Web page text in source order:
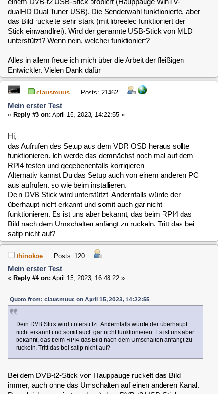
das Aufrufen des Setup aus dem VDR OSD heraus sollte
funktionieren. Ich werde das demnächst noch mal auf dem
RPI4 testen und gegebenenfalls korrigieren.
Alternativ kannst Du das Setup auch von einem anderen PC
aus aufrufen, so wie beim installieren.
Dein DVB Stick wird unterstützt. Andernfalls würde der
funktionieren. Es ist uns aber bekannt, das beim RPI4 das
Bild nach dem Umschalten anfängt zu ruckeln. Tritt das bei
satip nicht auf?
Mein erster Test
«Reply #4 on:April 15, 2023, 16:48:22 »
Quote from: clausmuus on April 15, 2023, 14:22:55
Dein DVB Stick wird unterstützt. Andernfalls würde der überhaupt
bekannt, das beim RPI4 das Bild nach dem Umschalten anfängt zu
ruckeln. Tritt das bei satip nicht auf?
Bei dem DVB-t2-Stick von Hauppauge ruckelt das Bild
immer, auch ohne das Umschalten auf einen anderen Kanal.
Das gleiche passiert auch mit dem DVB-t2 USB-Stick von
TechnoTrend CT2-4400v2 der wohl den gleichen Treiber
nutzt. Mit Satip tritt das Problem nicht auf
Mein erster Test
«Reply #5 on:April 16, 2023, 19:33:52 »
Piet
Mein erster Test
Reply #6 on:April 16, 2023, 21:18:38 »
Muß der Stick evtl. noch auf den Bulk-Modus umgestellt
Siehehttps://www.vdr-portal.de/forum/index.php?
thread/133363-gel öst-wintv-dualhd-moduloption-um-nur-
einen-tuner-zu-nutzen/&postID=1326365#post1326365